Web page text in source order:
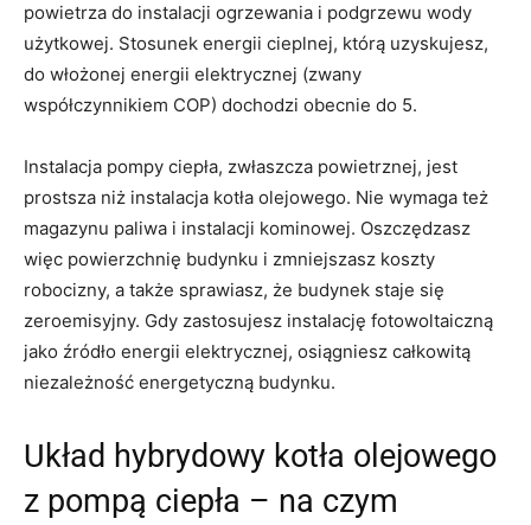
powietrza do instalacji ogrzewania i podgrzewu wody
użytkowej. Stosunek energii cieplnej, którą uzyskujesz,
do włożonej energii elektrycznej (zwany
współczynnikiem COP) dochodzi obecnie do 5.
Instalacja pompy ciepła, zwłaszcza powietrznej, jest
prostsza niż instalacja kotła olejowego. Nie wymaga też
magazynu paliwa i instalacji kominowej. Oszczędzasz
więc powierzchnię budynku i zmniejszasz koszty
robocizny, a także sprawiasz, że budynek staje się
zeroemisyjny. Gdy zastosujesz instalację fotowoltaiczną
jako źródło energii elektrycznej, osiągniesz całkowitą
niezależność energetyczną budynku.
Układ hybrydowy kotła olejowego
z pompą ciepła – na czym